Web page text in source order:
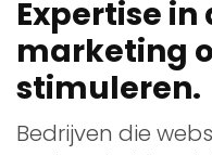
Expertise
marketing
stimuleren.
Bedrijven die